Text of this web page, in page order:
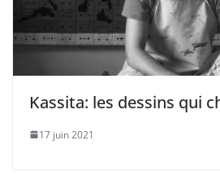
Kassita: les dessins qui
17 juin 2021